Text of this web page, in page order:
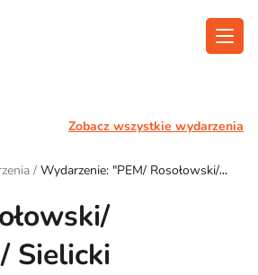
Funkcjonalność
Kontakt
Zobacz wszystkie wydarzenia
/ Wydarzenie: "PEM/ Rosołowski/
Sielicki